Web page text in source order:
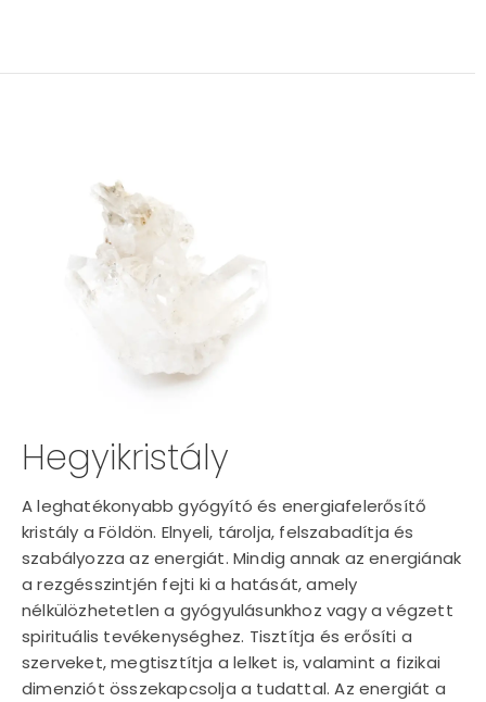
Hegyikristály
A leghatékonyabb gyógyító és energiafelerősítő
kristály a Földön. Elnyeli, tárolja, felszabadítja és
szabályozza az energiát. Mindig annak az energiának
a rezgésszintjén fejti ki a hatását, amely
nélkülözhetetlen a gyógyulásunkhoz vagy a végzett
spirituális tevékenységhez. Tisztítja és erősíti a
szerveket, megtisztítja a lelket is, valamint a fizikai
dimenziót összekapcsolja a tudattal. Az energiát a